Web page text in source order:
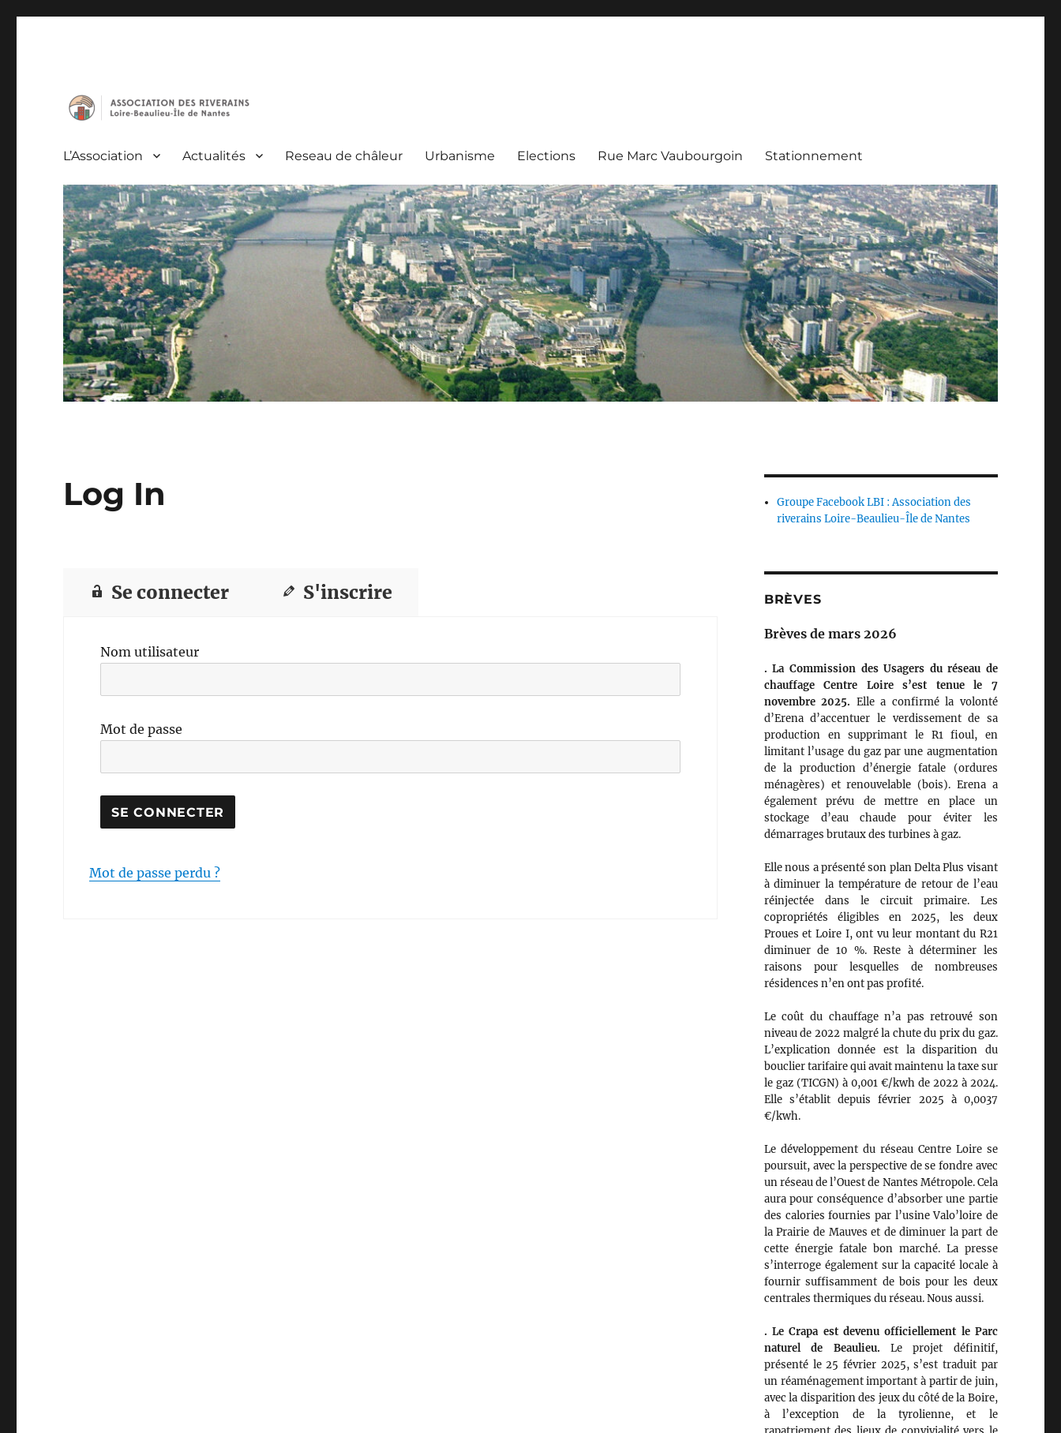
Association des Riverains
L’Association Actualités Reseau de châleur Urbanisme Elections Rue Marc Vaubourgoin Stationnement
Log In
Se connecter S'inscrire
Nom utilisateur
Mot de passe
Mot de passe perdu ?
Groupe Facebook LBI : Association des
riverains Loire-Beaulieu-Île de Nantes
BRÈVES
Brèves de mars 2026
. La Commission des Usagers du réseau de
chauffage Centre Loire s’est tenue le 7
novembre 2025. Elle a confirmé la volonté
d’Erena d’accentuer le verdissement de sa
production en supprimant le R1 fioul, en
limitant l’usage du gaz par une augmentation
de la production d’énergie fatale (ordures
ménagères) et renouvelable (bois). Erena a
également prévu de mettre en place un
stockage d’eau chaude pour éviter les
démarrages brutaux des turbines à gaz.
Elle nous a présenté son plan Delta Plus visant
à diminuer la température de retour de l’eau
réinjectée dans le circuit primaire. Les
copropriétés éligibles en 2025, les deux
Proues et Loire I, ont vu leur montant du R21
diminuer de 10 %. Reste à déterminer les
raisons pour lesquelles de nombreuses
résidences n’en ont pas profité.
Le coût du chauffage n’a pas retrouvé son
niveau de 2022 malgré la chute du prix du gaz.
L’explication donnée est la disparition du
bouclier tarifaire qui avait maintenu la taxe sur
le gaz (TICGN) à 0,001 €/kwh de 2022 à 2024.
Elle s’établit depuis février 2025 à 0,0037
€/kwh.
Le développement du réseau Centre Loire se
poursuit, avec la perspective de se fondre avec
un réseau de l’Ouest de Nantes Métropole. Cela
aura pour conséquence d’absorber une partie
des calories fournies par l’usine Valo’loire de
la Prairie de Mauves et de diminuer la part de
cette énergie fatale bon marché. La presse
s’interroge également sur la capacité locale à
fournir suffisamment de bois pour les deux
centrales thermiques du réseau. Nous aussi.
. Le Crapa est devenu officiellement le Parc
naturel de Beaulieu.Le projet définitif,
présenté le 25 février 2025, s’est traduit par
un réaménagement important à partir de juin,
avec la disparition des jeux du côté de la Boire,
à l’exception de la tyrolienne, et le